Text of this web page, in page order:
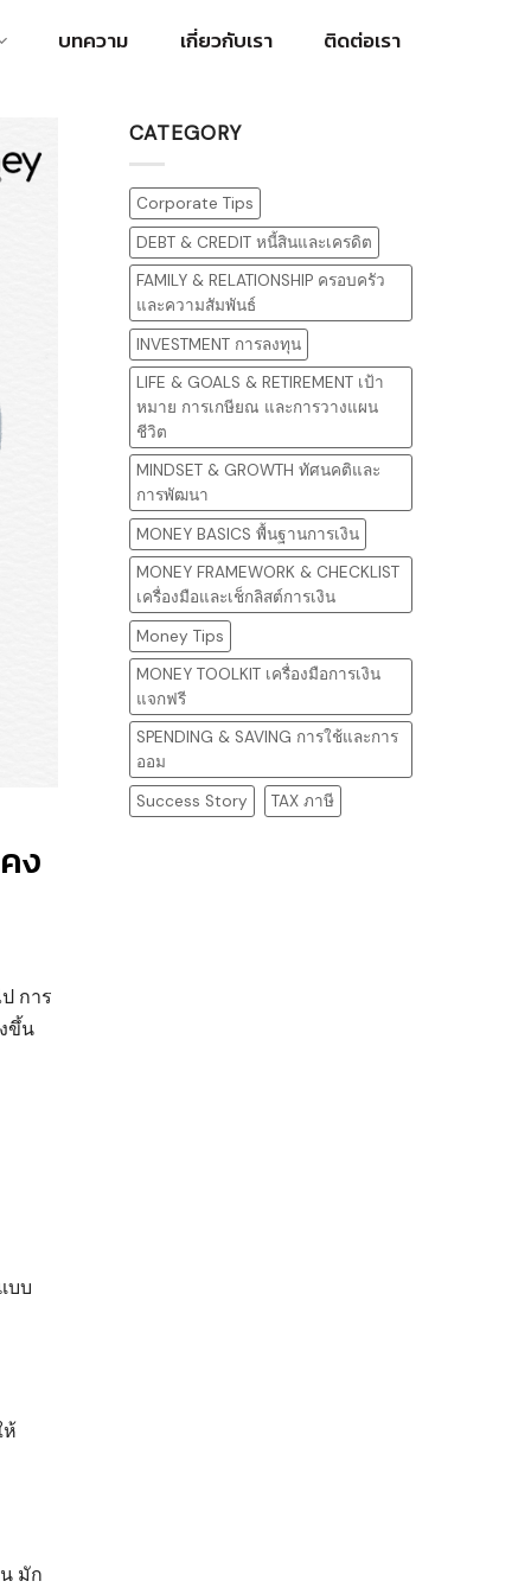
บทความ เกี่ยวกับเรา ติดต่อเรา
ง
การ
ขึ้น
บบ
มัก
CATEGORY
Corporate Tips
DEBT & CREDIT หนี้สินและเครดิต
FAMILY & RELATIONSHIP ครอบครัว
และความสัมพันธ์
INVESTMENT การลงทุน
LIFE & GOALS & RETIREMENT เป้า
หมาย การเกษียณ และการวางแผน
ชีวิต
MINDSET & GROWTH ทัศนคติและ
การพัฒนา
MONEY BASICS พื้นฐานการเงิน
MONEY FRAMEWORK & CHECKLIST
เครื่องมือและเช็กลิสต์การเงิน
Money Tips
MONEY TOOLKIT เครื่องมือการเงิน
แจกฟรี
SPENDING & SAVING การใช้และการ
ออม
Success Story
TAX ภาษี